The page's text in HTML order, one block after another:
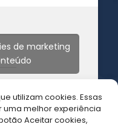
utilizam cookies. Essas
melhor experiência
Aceitar cookies,
de marketing